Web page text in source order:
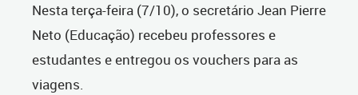
Nesta terça-feira (7/10), o secretário Jean Pierre
Neto (Educação) recebeu professores e
estudantes e entregou os vouchers para as
viagens.